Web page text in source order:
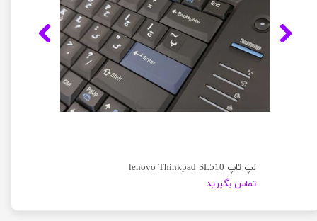
لپ تاپ lenovo Thinkpad SL510
تماس بگیرید